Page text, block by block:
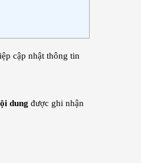
cập nhật thông tin
dung được ghi nhận